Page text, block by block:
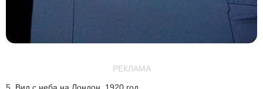
РЕКЛАМА